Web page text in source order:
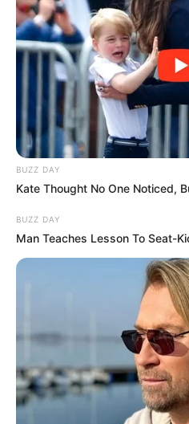
консультувався з
представником ІТ-галузі,
“ Ты с..ка бендеровская
твоему Ужгороду и твоему
Искандерами?…”
BUZZ DAY
Kate Thought No One Noticed,
BUZZ DAY
Man Teaches Lesson To Seat-